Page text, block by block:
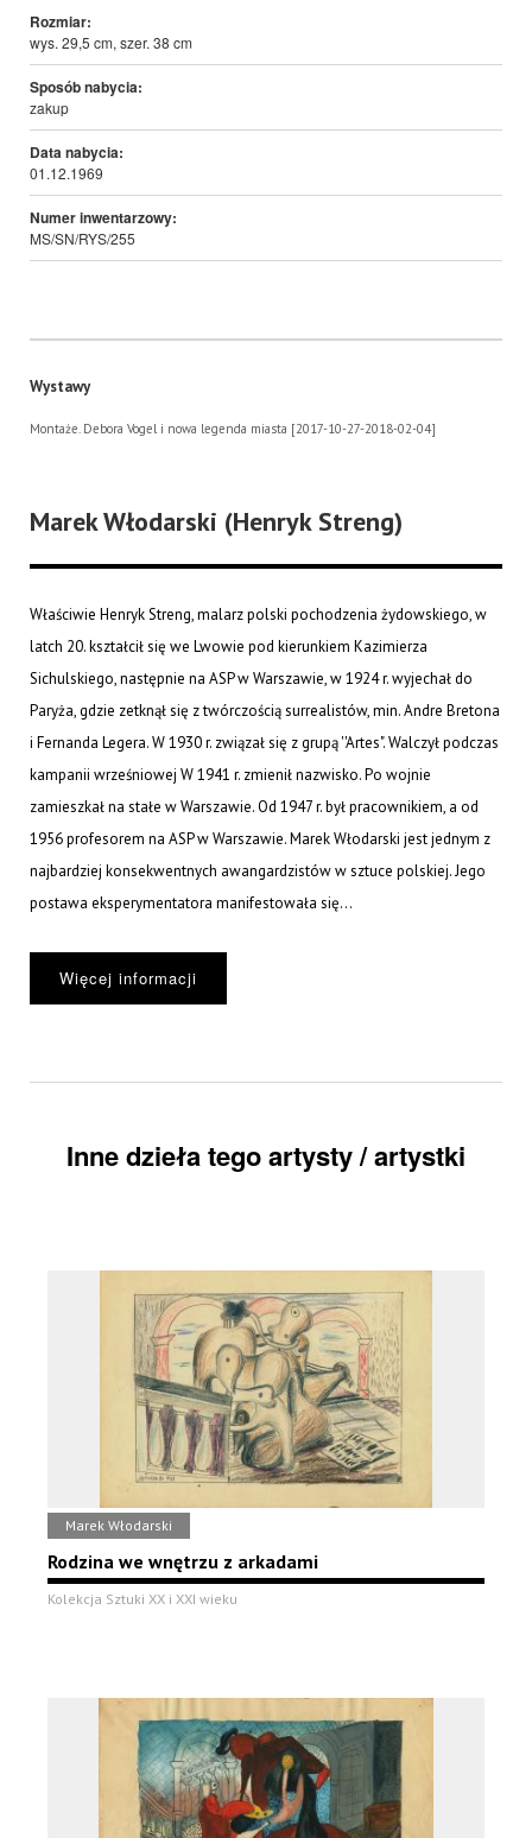
Rozmiar:
wys. 29,5 cm, szer. 38 cm
Sposób nabycia:
zakup
Data nabycia:
01.12.1969
Numer inwentarzowy:
MS/SN/RYS/255
Wystawy
Montaże. Debora Vogel i nowa legenda miasta [2017-10-27-2018-02-04]
Marek Włodarski (Henryk Streng)
Właściwie Henryk Streng, malarz polski pochodzenia żydowskiego, w
latch 20. kształcił się we Lwowie pod kierunkiem Kazimierza
Sichulskiego, następnie na ASP w Warszawie, w 1924 r. wyjechał do
Paryża, gdzie zetknął się z twórczością surrealistów, min. Andre Bretona
i Fernanda Legera. W 1930 r. związał się z grupą ''Artes". Walczył podczas
kampanii wrześniowej W 1941 r. zmienił nazwisko. Po wojnie
zamieszkał na stałe w Warszawie. Od 1947 r. był pracownikiem, a od
1956 profesorem na ASP w Warszawie. Marek Włodarski jest jednym z
najbardziej konsekwentnych awangardzistów w sztuce polskiej. Jego
postawa eksperymentatora manifestowała się...
Więcej informacji
Inne dzieła tego artysty / artystki
Marek Włodarski
Rodzina we wnętrzu z arkadami
Kolekcja Sztuki XX i XXI wieku